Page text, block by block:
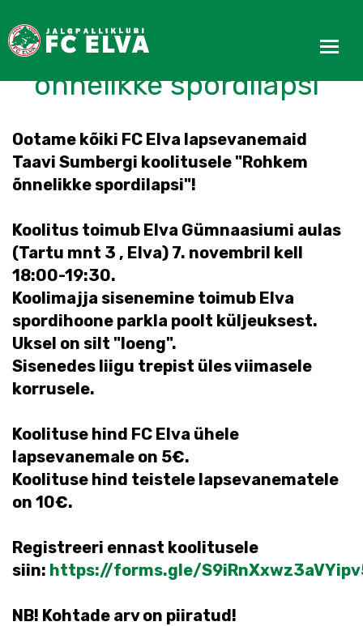
Tule loengule - "Rohkem
õnnelikke spordilapsi"
Ootame kõiki FC Elva lapsevanemaid
Taavi Sumbergi koolitusele "Rohkem
õnnelikke spordilapsi"!
Koolitus toimub Elva Gümnaasiumi aulas
(Tartu mnt 3 , Elva) 7. novembril kell
18:00-19:30.
Koolimajja sisenemine toimub Elva
spordihoone parkla poolt küljeuksest.
Uksel on silt "loeng".
Sisenedes liigu trepist üles viimasele
korrusele.
Koolituse hind FC Elva ühele
lapsevanemale on 5€.
Koolituse hind teistele lapsevanematele
on 10€.
Registreeri ennast koolitusele
siin: https://forms.gle/
NB! Kohtade arv on piiratud!